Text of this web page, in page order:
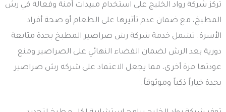
تركز شركة رواد الخليج على استخدام مبيدات آمنة وفعالة في رش
المطبخ، مع ضمان عدم تأثيرها على الطعام أو صحة أفراد
الأسرة. تشمل خدمة شركة رش صراصير المطبخ بجدة متابعة
دورية بعد الرش لضمان القضاء النهائي على الصراصير ومنع
عودتها مرة أخرى، مما يجعل الاعتماد على شركه رش صراصير
بجدة خياراً ذكياً وموثوقاً.